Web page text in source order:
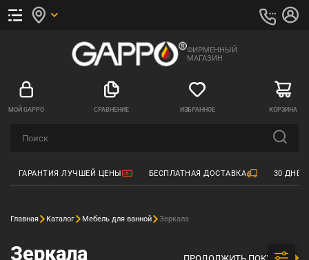
ФИРМЕННЫЙ
МАГАЗИН
МОЙ GAPPO СРАВНЕНИЕ ИЗБРАННОЕ КОРЗИНА
ГАРАНТИЯ ЛУЧШЕЙ ЦЕНЫ БЕСПЛАТНАЯ ДОСТАВКА 30
Главная Каталог Мебель для ванной Зеркала
Зеркала